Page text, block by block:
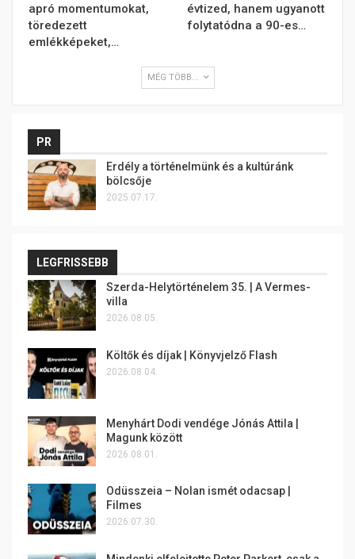
apró momentumokat,
töredezett
emlékképeket,…
évtized, hanem ugyanott
folytatódna a 90-es…
MÉG TÖBB...
PR
Erdély a történelmünk és a kultúránk
bölcsője
2025.07.17.
LEGFRISSEBB
Szerda-Helytörténelem 35. | A Vermes-
villa
2026.08.05.
Költők és díjak | Könyvjelző Flash
2026.08.04.
Menyhárt Dodi vendége Jónás Attila |
Magunk között
2026.08.01.
Odüsszeia – Nolan ismét odacsap |
Filmes
2026.07.30.